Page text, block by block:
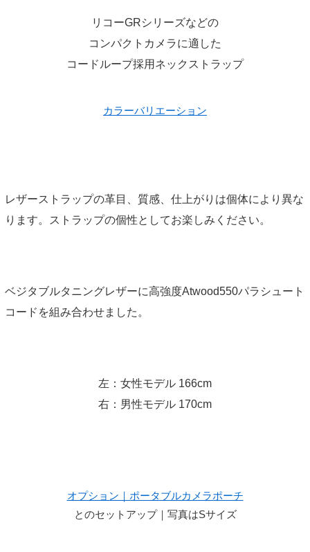
リコーGRシリーズなどの
コンパクトカメラに適した
コードループ採用ネックストラップ
カラーバリエーション
レザーストラップの革目、質感、仕上がりは個体により異な
ります。ストラップの個性としてお楽しみください。
ベジタブルタニングレザーに高強度Atwood550パラシュート
コードを組み合わせました。
左：女性モデル 166cm
右：男性モデル 170cm
オプション｜ポータブルカメラポーチ
とのセットアップ｜写真はSサイズ